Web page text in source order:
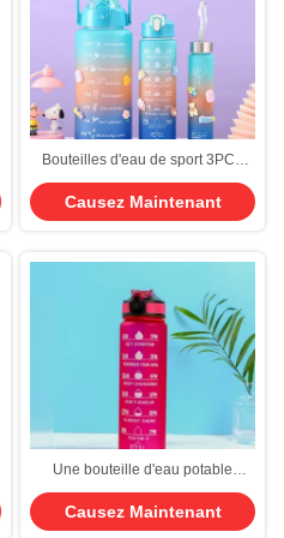
Bouteilles d'eau de sport 3PCS
avec paille motivationnelle 64oz
32oz 10oz imperméable à demi-
gallon 2L jarres d'eau pour le
Causez Maintenant
Une bouteille d'eau potable
personnalisée et sans BPA, avec
une marque horaire et une paille
pour vous assurer de boire
Causez Maintenant